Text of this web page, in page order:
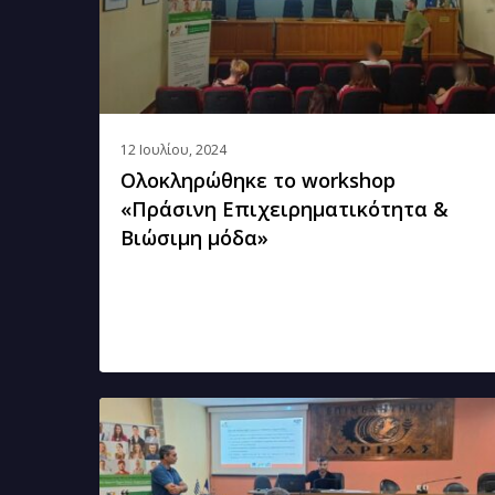
&
12 Ιουλίου, 2024
Ολοκληρώθηκε το workshop
«Πράσινη Επιχειρηματικότητα &
Βιώσιμη μόδα»
Ολοκληρώθηκε
σήμερα
η